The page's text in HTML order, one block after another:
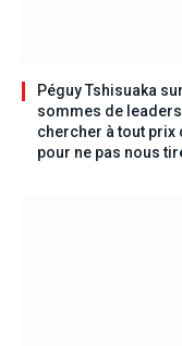
Péguy Tshisuaka
sommes de
chercher à tout prix
pour ne pas nous